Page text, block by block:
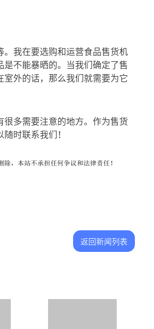
我在要选购和运营食品售货机
不能暴晒的。当我们确定了售
外的话，那么我们就需要为它
多需要注意的地方。作为售货
时联系我们！
返回新闻列表